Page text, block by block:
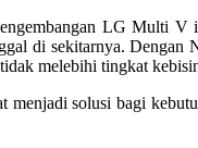
LG Multi
di sekitarnya.
melebihi tingkat
solusi bagi